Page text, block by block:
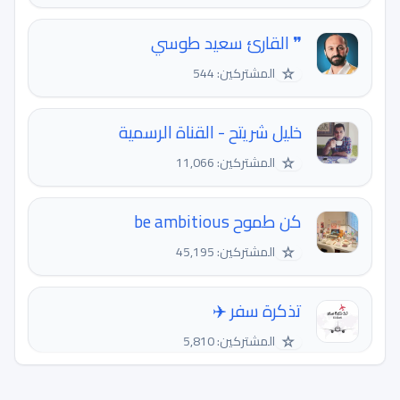
❞ القارئ سعيد طوسي
☆ المشتركين: 544
خليل شريتح - القناة الرسمية
☆ المشتركين: 11,066
كن طموح be ambitious
☆ المشتركين: 45,195
تذكرة سفر ✈️
☆ المشتركين: 5,810